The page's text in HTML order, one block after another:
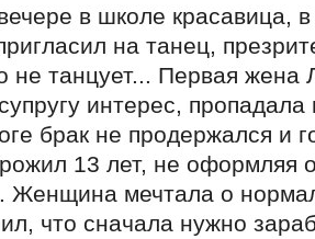
в школе красавица,
на танец,
не танцует... Первая
интерес,
брак не продержался и
13 лет, не оформляя
Женщина мечтала о
что сначала нужно